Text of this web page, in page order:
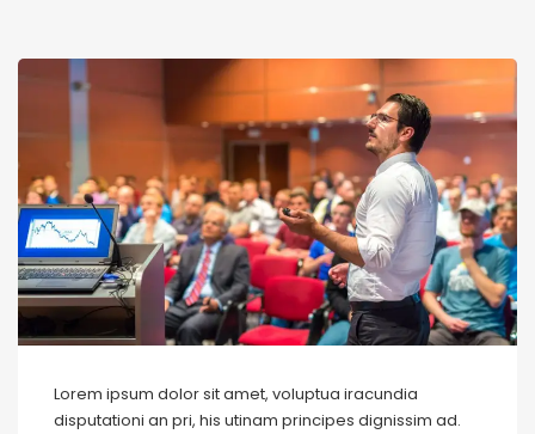
Lorem ipsum dolor sit amet, voluptua iracundia
disputationi an pri, his utinam principes dignissim ad.